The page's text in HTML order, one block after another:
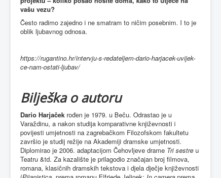
vašu vezu?
Često radimo zajedno i ne smatram to ničim posebnim. I to je
oblik ljubavnog odnosa.
https://rugantino.hr/intervju-s-redateljem-dario-harjacek-uvijek-
ce-nam-ostati-ljubav/
Bilješka o autoru
Dario Harjaček rođen je 1979. u Beču. Odrastao je u
Varaždinu, a nakon studija komparativne književnosti i
povijesti umjetnosti na zagrebačkom Filozofskom fakultetu
završio je studij režije na Akademiji dramske umjetnosti.
Diplomirao je 2006. adaptacijom Čehovljeve drame Tri sestre u
Teatru &td. Za kazalište je prilagodio značajan broj filmova,
romana, klasičnih dramskih tekstova i djela dječje književnosti